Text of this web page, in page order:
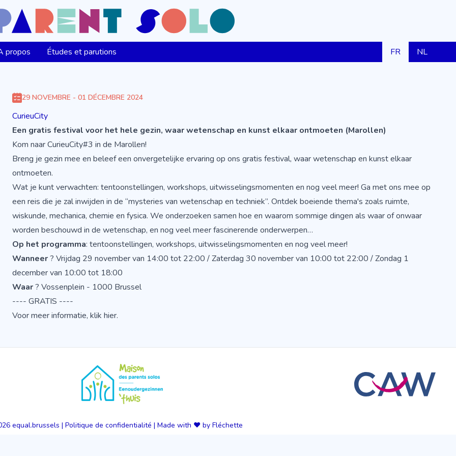
propos Études et parutions FR NL
29 NOVEMBRE - 01 DÉCEMBRE 2024
CurieuCity
Een gratis festival voor het hele gezin, waar wetenschap en kunst elkaar ontmoeten (Marollen)
Kom naar CurieuCity#3 in de Marollen!
Breng je gezin mee en beleef een onvergetelijke ervaring op ons gratis festival, waar wetenschap en kunst elkaar
ontmoeten.
Wat je kunt verwachten: tentoonstellingen, workshops, uitwisselingsmomenten en nog veel meer! Ga met ons mee op
een reis die je zal inwijden in de “mysteries van wetenschap en techniek”. Ontdek boeiende thema's zoals ruimte,
wiskunde, mechanica, chemie en fysica. We onderzoeken samen hoe en waarom sommige dingen als waar of onwaar
worden beschouwd in de wetenschap, en nog veel meer fascinerende onderwerpen…
Op het programma: tentoonstellingen, workshops, uitwisselingsmomenten en nog veel meer!
Wanneer? Vrijdag 29 november van 14:00 tot 22:00 / Zaterdag 30 november van 10:00 tot 22:00 / Zondag 1
december van 10:00 tot 18:00
Waar? Vossenplein - 1000 Brussel
---- GRATIS ----
Voor meer informatie, klik hier.
equal.brussels | Politique de confidentialité | Made with ❤️ by Fléchette